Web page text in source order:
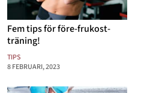
Fem tips för före-frukost-
träning!
TIPS
8 FEBRUARI, 2023